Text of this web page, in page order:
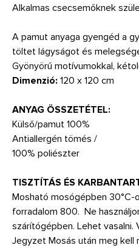
Alkalmas csecsemőknek
A pamut anyaga gyengéd a
töltet lágyságot és
Gyönyörű motívumokkal,
Dimenzió: 120 x 120 cm
ANYAG ÖSSZETÉTEL:
Külső/pamut 100%
Antiallergén tömés /
100% poliészter
TISZTÍTÁS ÉS
Mosható mosógépben 30°C-
forradalom 800. Ne
szárítógépben. Lehet
Jegyzet Mosás után meg kell